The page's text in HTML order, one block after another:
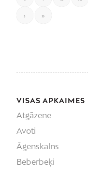
› »
VISAS APKAIMES
Atgāzene
Avoti
Āgenskalns
Beberbeķi